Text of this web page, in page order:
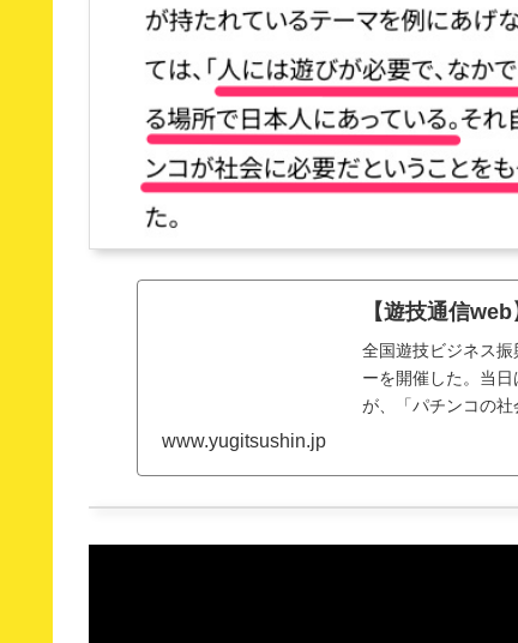
【遊技通信
全国遊技ビジネス
ーを開催した。当
が、「パチンコの社
www.yugitsushin.jp